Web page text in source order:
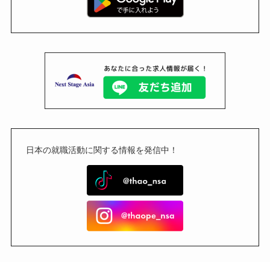
日本の就職活動に関する情報を発信中！